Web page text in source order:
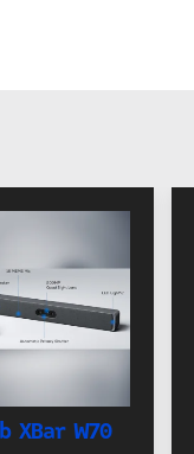
XBar W70